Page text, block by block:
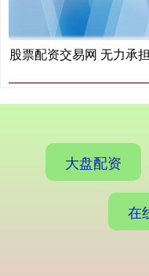
股票配资交易网 无力承
大盘配资
在